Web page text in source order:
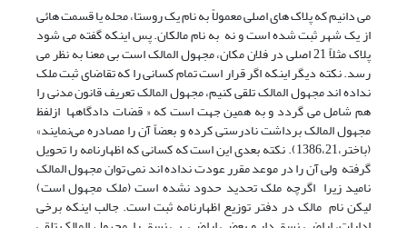
می دانیم که پلاک های اصلی معمولاً به نام یک روستا، محله یا قسمت هائی
از یک شهر ثبت شده است و نه به نام مالکان. پس اینکه گفته می شود
پلاک مثلاً 21 اصلی در فلان مکان، مجهول المالک است بی معنا به نظر می
رسد. نکته دیگر اینکه اگر قرار است تمام کسانی را که تقاضای ثبت ملک
نداده اند مجهول المالک تلقی کنیم، مجهول المالک تعریف قانون مدنی را
هم شامل می گردد و به همین جهت است که « قضات دادگاهها ازلفظ
مجهول المالک برداشت نادرستی کرده و بعضاً آن را مصادره می‌نمایند»
(باختر،1386،21). نکته بعدی این است که کسانی که اظهارنامه را تحویل
گرفته ولی آن را در موعد مقرر عودت نداده اند نمی توان مجهول المالک
نامید زیرا اگرچه ملک تحدید حدود نشده است (ملک مجهول است)
لیکن نام مالک در دفتر توزیع اظهارنامه ثبت است. جالب اینکه برخی